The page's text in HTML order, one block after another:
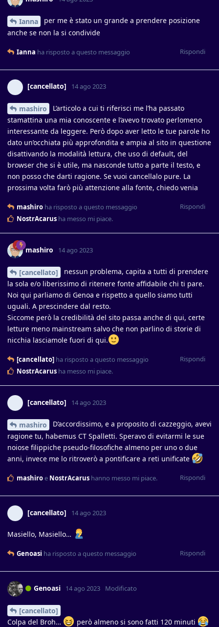
Ianna
per me è stato un grande a prendere posizione
anche se non la si condivide
Rispondi
Ianna ha risposto a questo messaggio
[cancellato] 14 ago 2023
mashiro
L’articolo a cui ti riferisci me l’ha passato
stamattina una mia conoscente e l’avevo trovato perlomeno
interessante da leggere. Però dopo aver letto le tue parole ho
dato un’occhiata più approfondita e ampia al sito in questione
disattivando la modalità lettura, che uso di default, del
browser che si è utile, ma nasconde tutto a parte il testo, e
non posso che darti ragione. Se vuoi cancellalo pure. La
prossima volta farò più attenzione alla fonte, chiedo venia
Rispondi
mashiro ha risposto a questo messaggio
NostrAcarus ha messo mi piace.
mashiro 14 ago 2023
[cancellato]
nessun problema, capita a tutti di prendere
la sola e/o liberissimo di ritenere fonte affidabile chi ti pare.
Noi qui parliamo di Genoa e rispetto a quello siamo tutti
uguali. A prescindere dal resto.
Siccome però la credibilità del sito passa anche di qui, certe
letture meno mainstream salvo che non parlino di storie di
nicchia lasciamole fuori di qui.
Rispondi
[cancellato] ha risposto a questo messaggio
NostrAcarus ha messo mi piace.
[cancellato] 14 ago 2023
mashiro
D’accordissimo, e a proposito di cazzeggio, avevi
ragione tu, habemus CT Spalletti. Speravo di evitarmi le sue
noiose filippiche pseudo-filosofiche almeno per uno o due
anni, invece me lo ritroverò a pontificare a reti unificate
Rispondi
mashiroe NostrAcarus hanno messo mi piace.
[cancellato] 14 ago 2023
Masiello, Masiello…
Rispondi
Genoasi ha risposto a questo messaggio
Genoasi 14 ago 2023 Modificato
[cancellato]
Colpa del Broh…
però almeno si sono fatti 120 minuti